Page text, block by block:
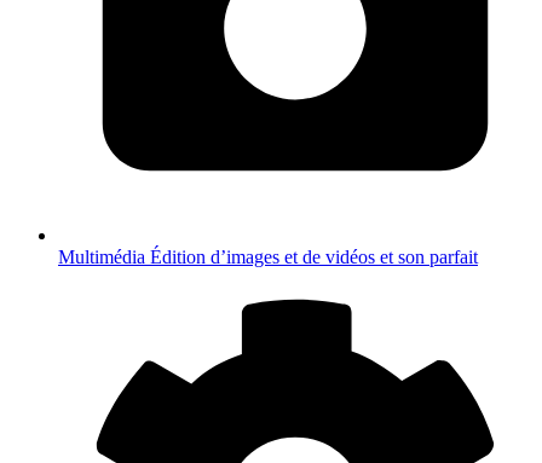
Multimédia Édition d’images et de vidéos et son parfait